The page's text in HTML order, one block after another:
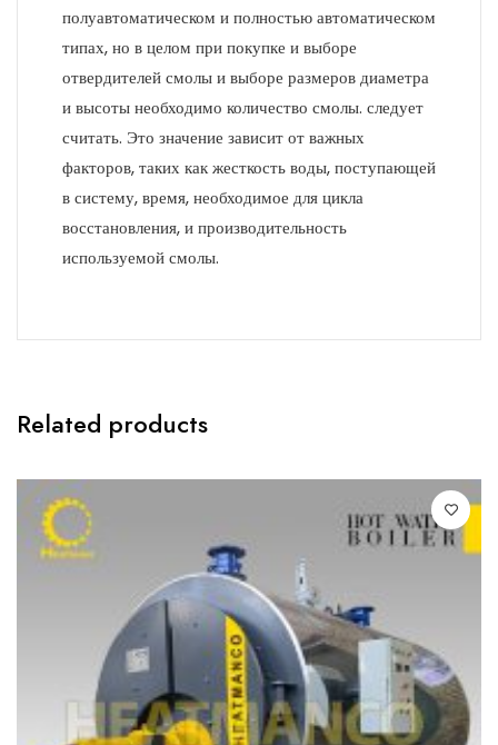
полуавтоматическом и полностью автоматическом
типах, но в целом при покупке и выборе
отвердителей смолы и выборе размеров диаметра
и высоты необходимо количество смолы. следует
считать. Это значение зависит от важных
факторов, таких как жесткость воды, поступающей
в систему, время, необходимое для цикла
восстановления, и производительность
используемой смолы.
Related products